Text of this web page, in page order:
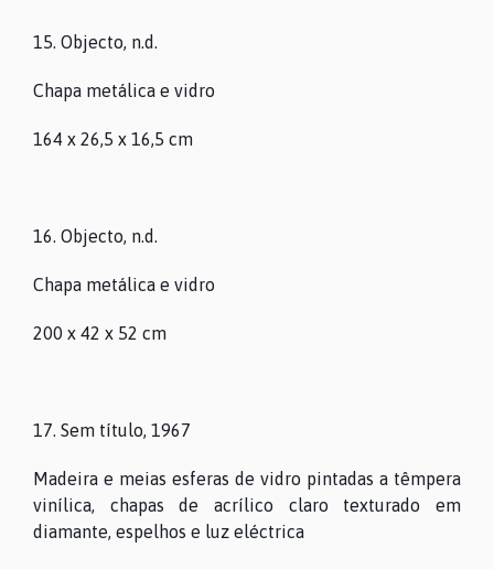
15. Objecto, n.d.
Chapa metálica e vidro
164 x 26,5 x 16,5 cm
16. Objecto, n.d.
Chapa metálica e vidro
200 x 42 x 52 cm
17. Sem título, 1967
Madeira e meias esferas de vidro pintadas a têmpera
vinílica, chapas de acrílico claro texturado em
diamante, espelhos e luz eléctrica